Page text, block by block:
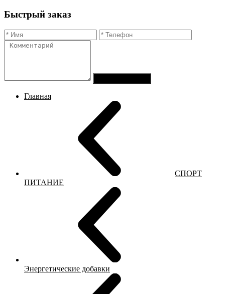
Быстрый заказ
Главная
СПОРТ
ПИТАНИЕ
Энергетические добавки